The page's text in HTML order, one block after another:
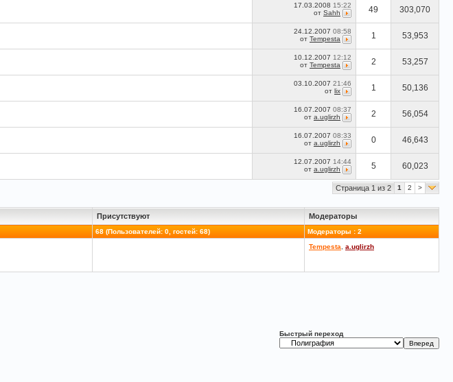
17.03.2008 15:22
от Sahh 49 303,070
24.12.2007 08:58
от Tempesta 1 53,953
10.12.2007 12:12
от Tempesta 2 53,257
03.10.2007 21:46
от lix 1 50,136
16.07.2007 08:37
от a.uglirzh 2 56,054
16.07.2007 08:33
от a.uglirzh 0 46,643
12.07.2007 14:44
от a.uglirzh 5 60,023
Страница 1 из 2 1 2 >
Присутствуют Модераторы
68 (Пользователей: 0, гостей: 68) Модераторы : 2
Tempesta a.uglirzh
Быстрый переход